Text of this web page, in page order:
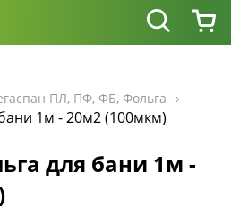
ПЛ, ПФ, ФБ, Фольга
1м - 20м2 (100мкм)
для бани 1м -